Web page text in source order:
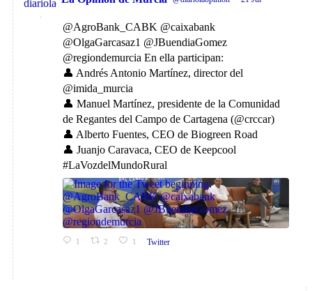
@AgroBank_CABK @caixabank
@OlgaGarcasaz1 @JBuendiaGomez
@regiondemurcia En ella participan:
👤 Andrés Antonio Martínez, director del
@imida_murcia
👤 Manuel Martínez, presidente de la Comunidad
de Regantes del Campo de Cartagena (@crccar)
👤 Alberto Fuentes, CEO de Biogreen Road
👤 Juanjo Caravaca, CEO de Keepcool
#LaVozdelMundoRural
1 2 1 Twitter